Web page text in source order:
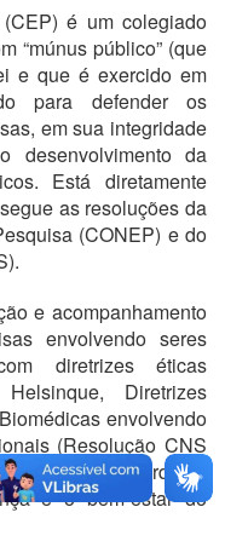
é um colegiado
“múnus público” (que
e que é exercido em
para defender os
em sua integridade
desenvolvimento da
Está diretamente
as resoluções da
(CONEP) e do
e acompanhamento
envolvendo seres
diretrizes éticas
Diretrizes
envolvendo
(Resolução CNS
visam salvaguardar a
e o bem-estar do